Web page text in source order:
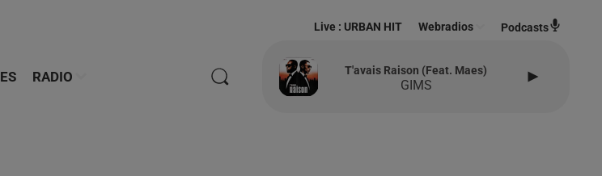
RADIO
Live : URBAN HIT Webradios Podcasts
T'avais Raison (feat. Maes)
GIMS